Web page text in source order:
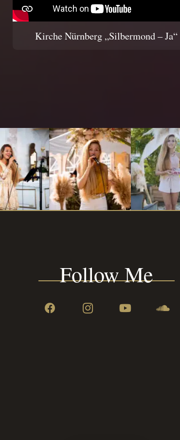
Kirche Nürnberg „Silbermond – Ja“
Follow Me